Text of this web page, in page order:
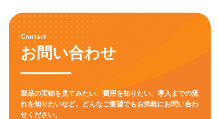
Contact
お問い合わせ
製品の実物を見てみたい、費用を知りたい、導入までの流
れを知りたいなど、
どんなご要望でもお気軽にお問い合わ
せください。